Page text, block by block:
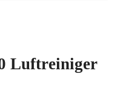
Luftreiniger